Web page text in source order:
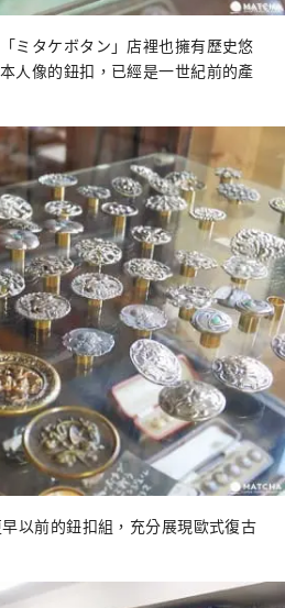
ミタケボタン」店裡也擁有歷史悠
人像的鈕扣，已經是一世紀前的產
以前的鈕扣組，充分展現歐式復古